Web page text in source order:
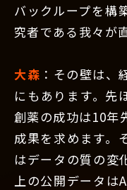
バックループを構
究者である我々が
大森 ：その壁は、
にもあります。先
創薬の成功は10年
成果を求めます。
はデータの質の変
上の公開データは